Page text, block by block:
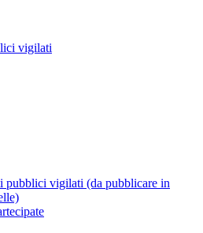
vigilati
pubblici vigilati (da pubblicare in